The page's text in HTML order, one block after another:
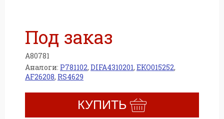
Под заказ
A80781
Аналоги: P781102, DIFA4310201, EKO015252,
AF26208, RS4629
КУПИТЬ